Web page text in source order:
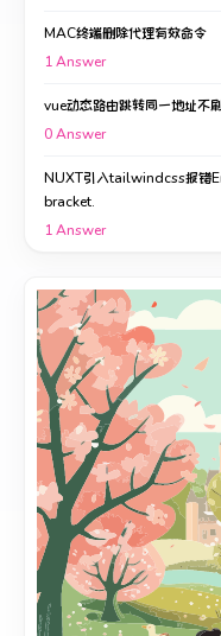
MAC终端删除代理有效命令
1Answer
vue动态路由跳转同一地址不
0Answer
NUXT引入tailwindcss报错
bracket.
1Answer